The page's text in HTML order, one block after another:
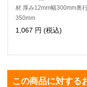
材 厚み12mm幅1200mm奥
350mm
4,147 円 (税込)
この商品に対する